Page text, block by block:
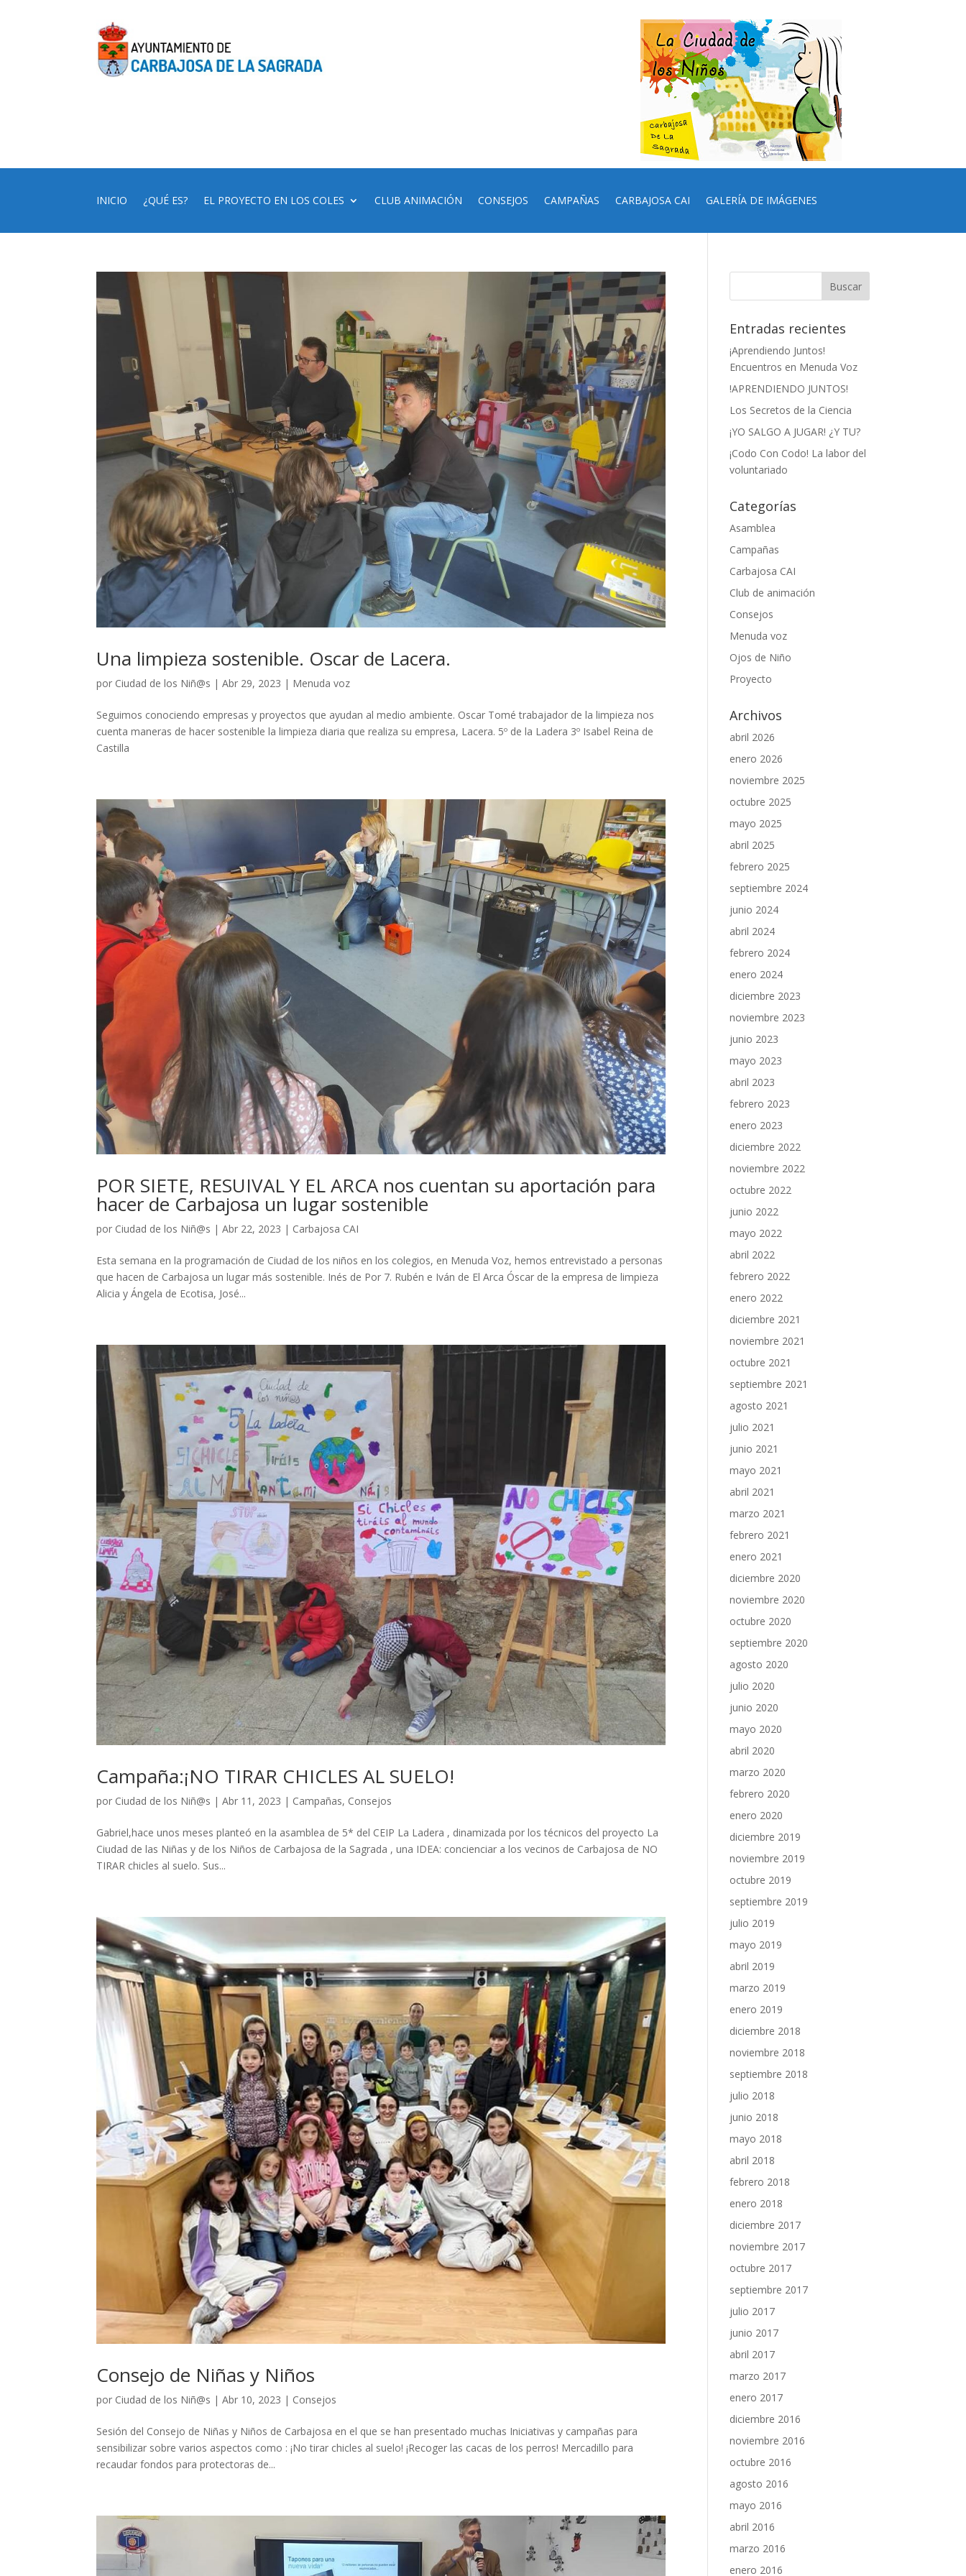
INICIO ¿QUÉ ES? EL PROYECTO EN LOS COLES CLUB ANIMACIÓN CONSEJOS CAMPAÑAS CARBAJOSA CAI GALERÍA DE IMÁGENES
Una limpieza sostenible. Oscar de Lacera.
por Ciudad de los Niñ@s |Abr 29, 2023 | Menuda voz
Seguimos conociendo empresas y proyectos que ayudan al medio ambiente. Oscar Tomé trabajador de la limpieza nos
cuenta maneras de hacer sostenible la limpieza diaria que realiza su empresa, Lacera. 5º de la Ladera 3º Isabel Reina de
Castilla
POR SIETE, RESUIVAL Y EL ARCA nos cuentan su aportación para
hacer de Carbajosa un lugar sostenible
por Ciudad de los Niñ@s |Abr 22, 2023 | Carbajosa CAI
Esta semana en la programación de Ciudad de los niños en los colegios, en Menuda Voz, hemos entrevistado a personas
que hacen de Carbajosa un lugar más sostenible. Inés de Por 7. Rubén e Iván de El Arca Óscar de la empresa de limpieza
Alicia y Ángela de Ecotisa, José...
Campaña:¡NO TIRAR CHICLES AL SUELO!
por Ciudad de los Niñ@s |Abr 11, 2023 | Campañas, Consejos
Gabriel,hace unos meses planteó en la asamblea de 5* del CEIP La Ladera , dinamizada por los técnicos del proyecto La
Ciudad de las Niñas y de los Niños de Carbajosa de la Sagrada , una IDEA: concienciar a los vecinos de Carbajosa de NO
TIRAR chicles al suelo. Sus...
Consejo de Niñas y Niños
por Ciudad de los Niñ@s |Abr 10, 2023 | Consejos
Sesión del Consejo de Niñas y Niños de Carbajosa en el que se han presentado muchas Iniciativas y campañas para
sensibilizar sobre varios aspectos como : ¡No tirar chicles al suelo! ¡Recoger las cacas de los perros! Mercadillo para
recaudar fondos para protectoras de...
Entradas recientes
¡Aprendiendo Juntos!
Encuentros en Menuda Voz
!APRENDIENDO JUNTOS!
Los Secretos de la Ciencia
¡YO SALGO A JUGAR! ¿Y TU?
¡Codo Con Codo! La labor del
voluntariado
Categorías
Asamblea
Campañas
Carbajosa CAI
Club de animación
Consejos
Menuda voz
Ojos de Niño
Proyecto
Archivos
abril 2026
enero 2026
noviembre 2025
octubre 2025
mayo 2025
abril 2025
febrero 2025
septiembre 2024
junio 2024
abril 2024
febrero 2024
enero 2024
diciembre 2023
noviembre 2023
junio 2023
mayo 2023
abril 2023
febrero 2023
enero 2023
diciembre 2022
noviembre 2022
octubre 2022
junio 2022
mayo 2022
abril 2022
febrero 2022
enero 2022
diciembre 2021
noviembre 2021
octubre 2021
septiembre 2021
agosto 2021
julio 2021
junio 2021
mayo 2021
abril 2021
marzo 2021
febrero 2021
enero 2021
diciembre 2020
noviembre 2020
octubre 2020
septiembre 2020
agosto 2020
julio 2020
junio 2020
mayo 2020
abril 2020
marzo 2020
febrero 2020
enero 2020
diciembre 2019
noviembre 2019
octubre 2019
septiembre 2019
julio 2019
mayo 2019
abril 2019
marzo 2019
enero 2019
diciembre 2018
noviembre 2018
septiembre 2018
julio 2018
junio 2018
mayo 2018
abril 2018
febrero 2018
enero 2018
diciembre 2017
noviembre 2017
octubre 2017
septiembre 2017
julio 2017
junio 2017
abril 2017
marzo 2017
enero 2017
diciembre 2016
noviembre 2016
octubre 2016
agosto 2016
mayo 2016
abril 2016
marzo 2016
enero 2016